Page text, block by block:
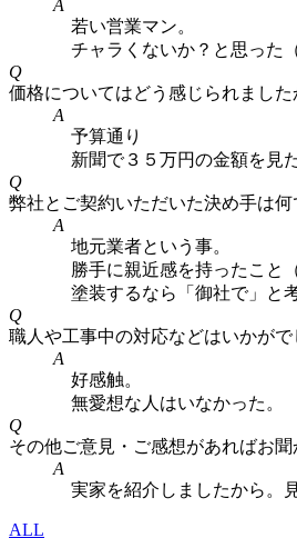
A
若い営業マン。
チャラくないか？と思った
Q
価格についてはどう感じられました
A
予算通り
新聞で３５万円の金額を見
Q
弊社とご契約いただいた決め手は何
A
地元業者という事。
勝手に親近感を持ったこと（
塗装するなら「御社で」と
Q
職人や工事中の対応などはいかがで
A
好感触。
無愛想な人はいなかった。
Q
その他ご意見・ご感想があればお聞
A
実家を紹介しましたから。
ALL